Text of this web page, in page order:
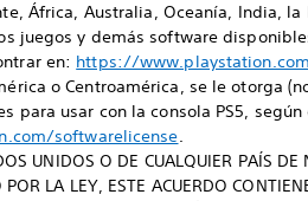
África, Australia, Oceanía, India,
juegos y demás software
en: https://
o Centroamérica, se le otorga
para usar con la consola PS5,
softwarelicense.
UNIDOS O DE CUALQUIER PAÍS
LA LEY, ESTE ACUERDO